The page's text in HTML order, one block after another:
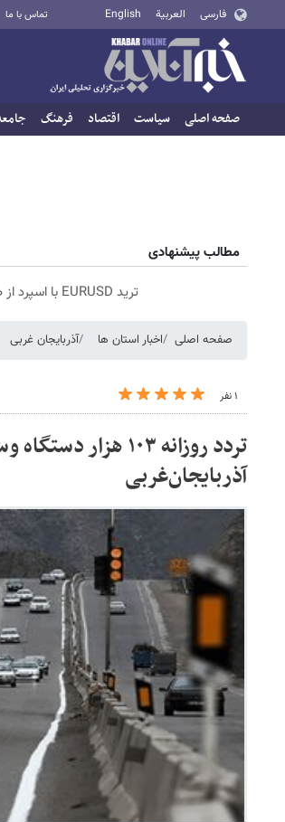
فارسی العربية English تماس با ما
صفحه اصلی سیاست اقتصاد فرهنگ
مطالب پیشنهادی
ترید EURUSD با اسپرد از صفر پیپ
صفحه اصلی اخبار استان ها آذربایجان غربی
۱ نفر
تردد روزانه ۱۰۳
آذربایجان‌غربی